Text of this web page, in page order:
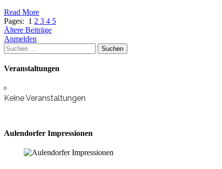
Read More
Pages: 1 2 3 4 5
Beitragsnavigation
Ältere Beiträge
Anmelden
Suchen
nach:
Veranstaltungen
Keine Veranstaltungen
Aulendorfer Impressionen